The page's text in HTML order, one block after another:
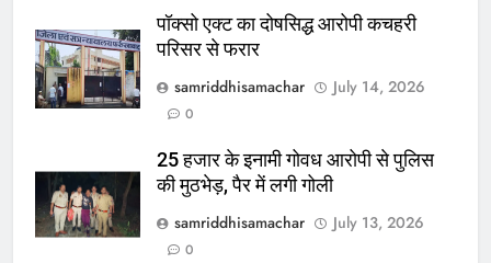
पॉक्सो एक्ट का दोषसिद्ध आरोपी कचहरी
परिसर से फरार
samriddhisamachar
July 14, 2026
0
25 हजार के इनामी गोवध आरोपी से पुलिस
की मुठभेड़, पैर में लगी गोली
samriddhisamachar
July 13, 2026
0